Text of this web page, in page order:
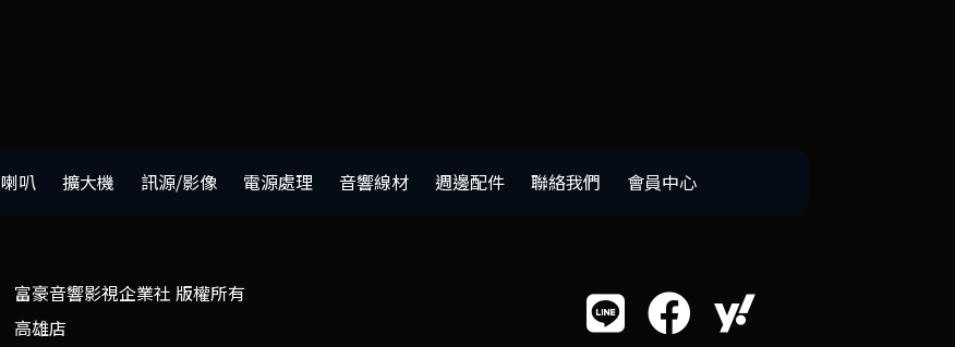
喇叭 擴大機 訊源/影像 電源處理 音響線材 週邊配件 聯絡我們 會員中心
富豪音響影視企業社 版權所有
高雄店